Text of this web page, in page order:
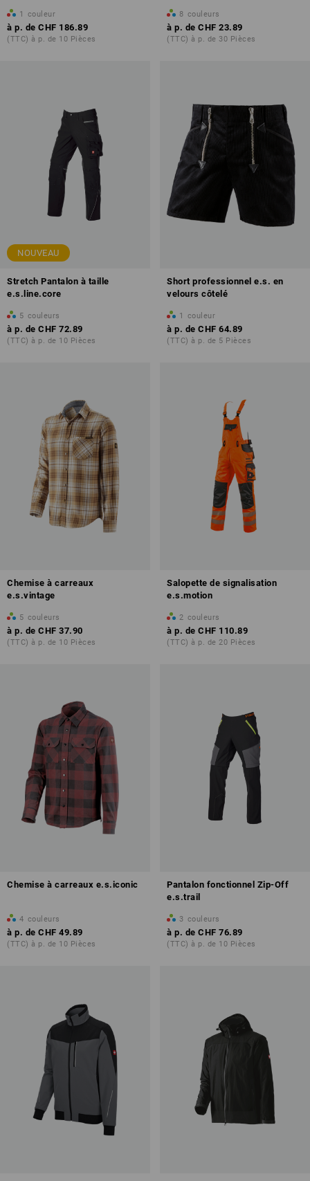
1 couleur
à p. de CHF 186.89
(TTC) à p. de 10 Pièces
8 couleurs
à p. de CHF 23.89
(TTC) à p. de 30 Pièces
NOUVEAU
Stretch Pantalon à taille
e.s.line.core
5 couleurs
à p. de CHF 72.89
(TTC) à p. de 10 Pièces
Short professionnel e.s. en
velours côtelé
1 couleur
à p. de CHF 64.89
(TTC) à p. de 5 Pièces
Chemise à carreaux
e.s.vintage
5 couleurs
à p. de CHF 37.90
(TTC) à p. de 10 Pièces
Salopette de signalisation
e.s.motion
2 couleurs
à p. de CHF 110.89
(TTC) à p. de 20 Pièces
Chemise à carreaux e.s.iconic
4 couleurs
à p. de CHF 49.89
(TTC) à p. de 10 Pièces
Pantalon fonctionnel Zip-Off
e.s.trail
3 couleurs
à p. de CHF 76.89
(TTC) à p. de 10 Pièces